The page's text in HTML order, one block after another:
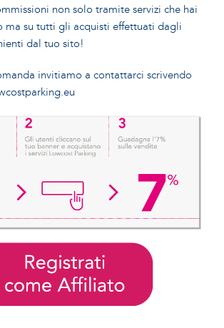
non solo tramite servizi che hai
ma su tutti gli acquisti effettuati dagli
dal tuo sito!
invitiamo a contattarci scrivendo